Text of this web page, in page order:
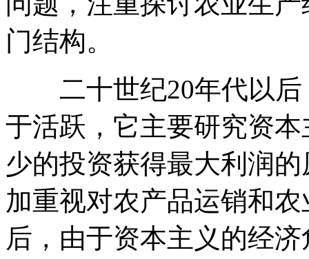
门结构。
二十世纪20年代以后
于活跃，它主要研究资
少的投资获得最大利润
加重视对农产品运销和
后，由于资本主义的经